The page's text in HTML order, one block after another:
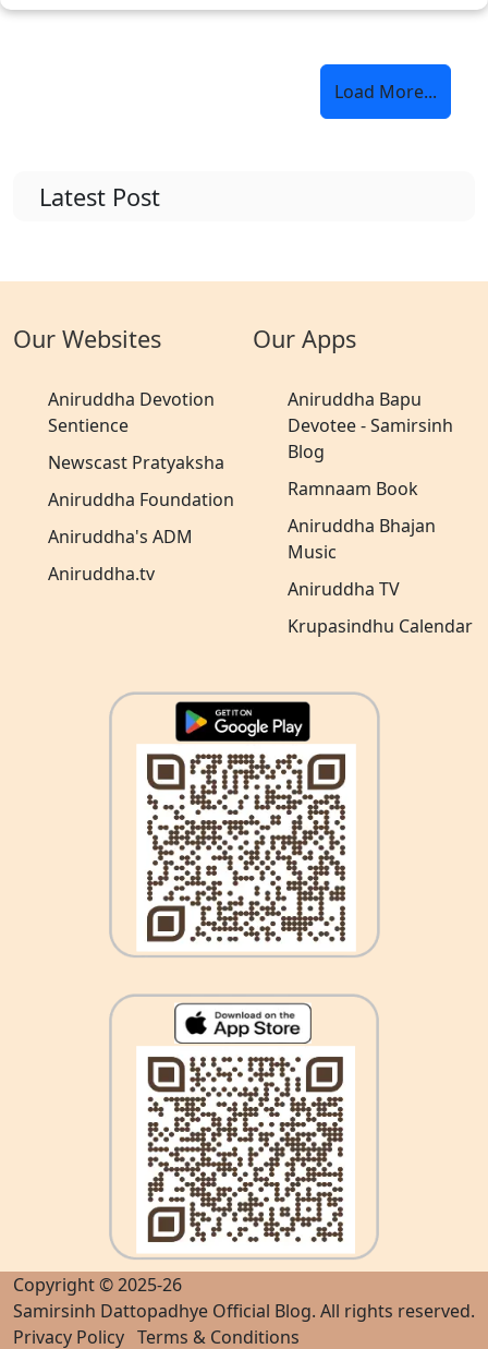
Load More...
Latest Post
Our Websites
Aniruddha Devotion
Sentience
Newscast Pratyaksha
Aniruddha Foundation
Aniruddha's ADM
Aniruddha.tv
Our Apps
Aniruddha Bapu
Devotee - Samirsinh
Blog
Ramnaam Book
Aniruddha Bhajan
Music
Aniruddha TV
Krupasindhu Calendar
Copyright © 2025-26
Samirsinh Dattopadhye Official Blog. All rights reserved.
Privacy Policy Terms & Conditions